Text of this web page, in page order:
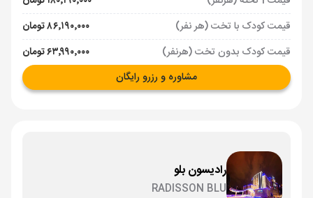
قیمت کودک با تخت (هر نفر)
۸۶٬۱۹۰٬۰۰۰ تومان
قیمت کودک بدون تخت (هرنفر)
۶۳٬۹۹۰٬۰۰۰ تومان
مشاوره و رزرو رایگان
رادیسون بلو
RADISSON BLU